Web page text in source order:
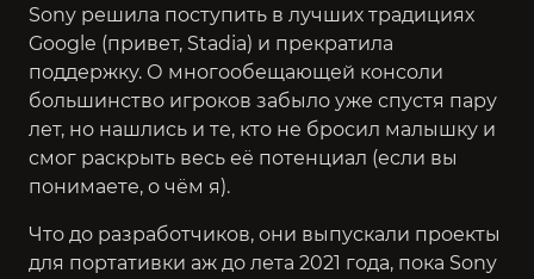
Sony решила поступить в лучших традициях
Google (привет, Stadia) и прекратила
поддержку. О многообещающей консоли
большинство игроков забыло уже спустя пару
лет, но нашлись и те, кто не бросил малышку и
смог раскрыть весь её потенциал (если вы
понимаете, о чём я).
Что до разработчиков, они выпускали проекты
для портативки аж до лета 2021 года, пока Sony